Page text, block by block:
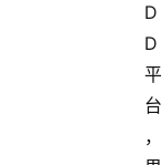
D
D
平
台
，